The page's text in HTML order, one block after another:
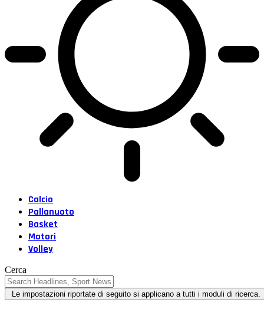
Calcio
Pallanuoto
Basket
Motori
Volley
Cerca